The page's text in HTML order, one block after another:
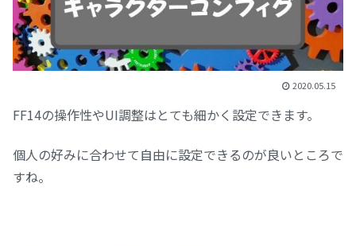
2020.05.15
FF14の操作性やUI調整はとても細かく設定できます。
個人の好みに合わせて自由に設定できるのが良いところで
すね。